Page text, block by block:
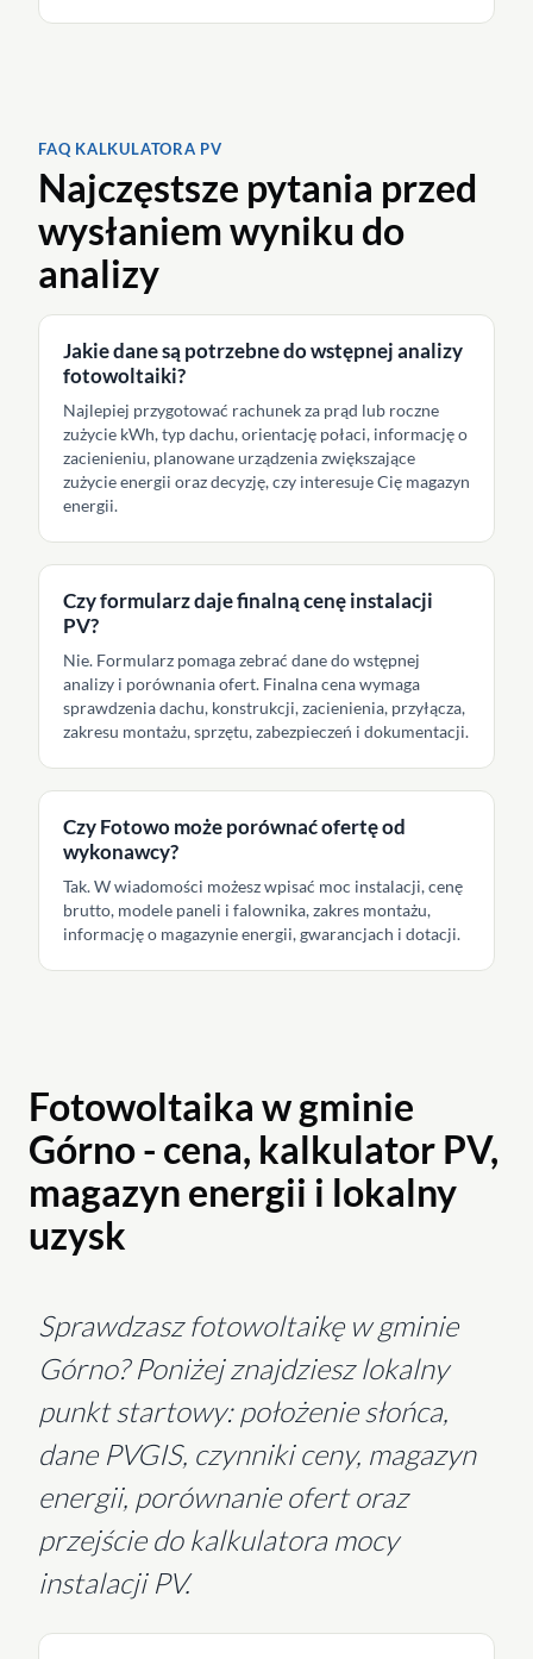
FAQ KALKULATORA PV
Najczęstsze pytania przed
wysłaniem wyniku do
analizy
Jakie dane są potrzebne do wstępnej analizy
fotowoltaiki?
Najlepiej przygotować rachunek za prąd lub roczne
zużycie kWh, typ dachu, orientację połaci, informację o
zacienieniu, planowane urządzenia zwiększające
zużycie energii oraz decyzję, czy interesuje Cię magazyn
energii.
Czy formularz daje finalną cenę instalacji
PV?
Nie. Formularz pomaga zebrać dane do wstępnej
analizy i porównania ofert. Finalna cena wymaga
sprawdzenia dachu, konstrukcji, zacienienia, przyłącza,
zakresu montażu, sprzętu, zabezpieczeń i dokumentacji.
Czy Fotowo może porównać ofertę od
wykonawcy?
Tak. W wiadomości możesz wpisać moc instalacji, cenę
brutto, modele paneli i falownika, zakres montażu,
informację o magazynie energii, gwarancjach i dotacji.
Fotowoltaika w gminie
Górno - cena, kalkulator PV,
magazyn energii i lokalny
uzysk
Sprawdzasz fotowoltaikę w gminie
Górno? Poniżej znajdziesz lokalny
punkt startowy: położenie słońca,
dane PVGIS, czynniki ceny, magazyn
energii, porównanie ofert oraz
przejście do kalkulatora mocy
instalacji PV.